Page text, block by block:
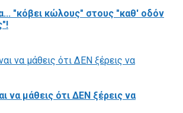
"κόβει κώλους" στους "καθ' οδόν
να μάθεις ότι ΔΕΝ ξέρεις να